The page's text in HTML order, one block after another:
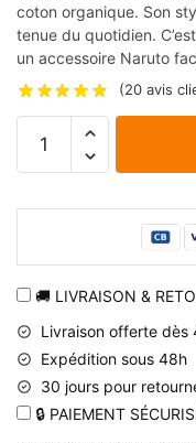
coton organique. Son
tenue du quotidien.
un accessoire Naruto
(20 avis
noir
Akatsuki
en
organique
🚚 LIVRAISON &
Livraison offerte dès
Expédition sous 48h
30 jours pour
🔒 PAIEMENT